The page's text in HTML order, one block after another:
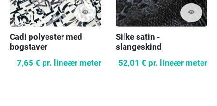
visibility
Cadi polyester med
bogstaver
7,65 € pr. lineær meter
visibility
Silke satin -
slangeskind
52,01 € pr. lineær meter